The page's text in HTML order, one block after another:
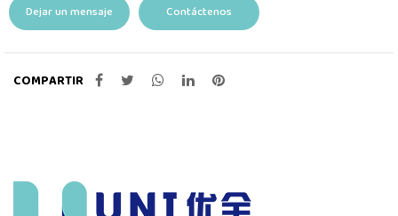
Dejar un mensaje Contáctenos
COMPARTIR